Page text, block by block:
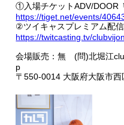
①入場チケットADV/DOOR
https://tiget.net/events/
②ツイキャスプレミアム配
https://twitcasting.tv/
会場販売：無 (問)北堀江
p
〒550-0014 大阪府大阪市